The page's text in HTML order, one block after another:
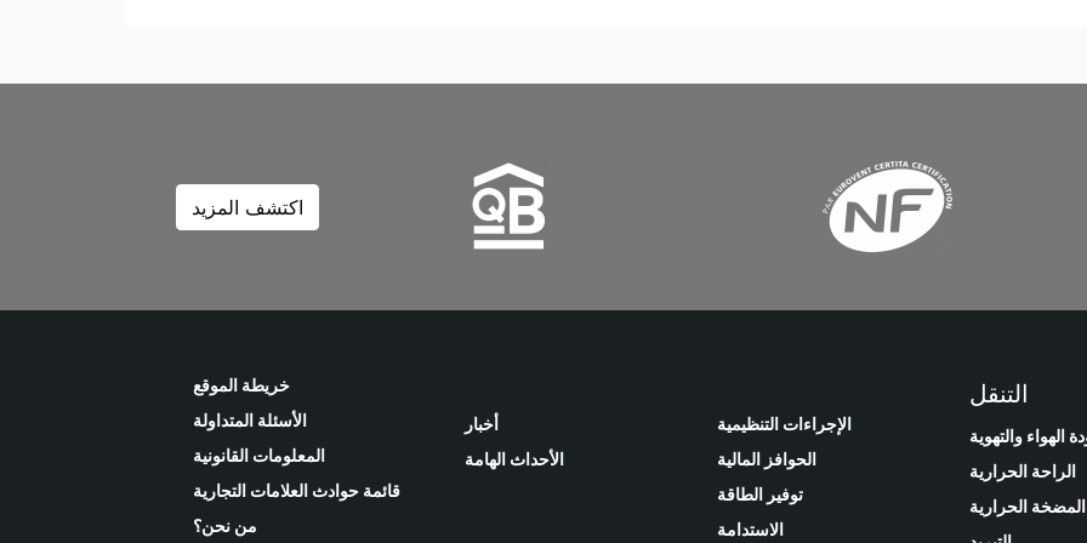
اكتشف المزيد
التنقل
الهواء والتهوية
الراحة الحرارية
المضخة الحرارية
الإجراءات التنظيمية
الحوافز المالية
توفير الطاقة
الاستدامة
أخبار
الأحداث الهامة
خريطة الموقع
الأسئلة المتداولة
المعلومات القانونية
قائمة حوادث العلامات التجارية
من نحن؟